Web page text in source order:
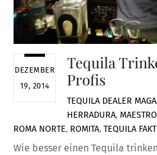
DEZEMBER
19, 2014
Tequila
Profis
TEQUILA DEALER
HERRADURA,
ROMA NORTE, ROMITA,TEQUILA
Wie besser einen Tequila